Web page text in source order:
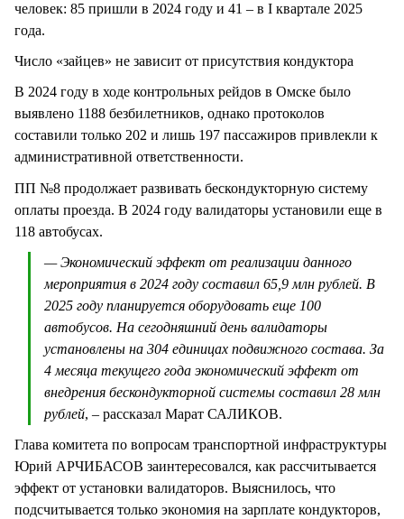
человек: 85 пришли в 2024 году и 41 – в I квартале 2025
года.
Число «зайцев» не зависит от присутствия кондуктора
В 2024 году в ходе контрольных рейдов в Омске было
выявлено 1188 безбилетников, однако протоколов
составили только 202 и лишь 197 пассажиров привлекли к
административной ответственности.
ПП №8 продолжает развивать бескондукторную систему
оплаты проезда. В 2024 году валидаторы установили еще в
118 автобусах.
— Экономический эффект от реализации данного
мероприятия в 2024 году составил 65,9 млн рублей. В
2025 году планируется оборудовать еще 100
автобусов. На сегодняшний день валидаторы
установлены на 304 единицах подвижного состава. За
4 месяца текущего года экономический эффект от
внедрения бескондукторной системы составил 28 млн
рублей, – рассказал Марат САЛИКОВ.
Глава комитета по вопросам транспортной инфраструктуры
Юрий АРЧИБАСОВ заинтересовался, как рассчитывается
эффект от установки валидаторов. Выяснилось, что
подсчитывается только экономия на зарплате кондукторов,